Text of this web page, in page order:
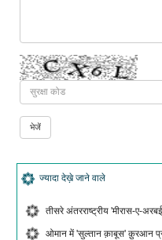
ज्यादा देख़े जाने वाले
तीसरे अंतरराष्ट्रीय 'मीरास-ए-
ओमान में 'सुल्तान क़ाबूस' क़ुरआन